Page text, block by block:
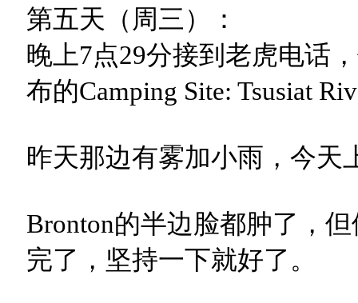
第五天（周三）：
晚上7点29分接到老虎电话
布的Camping Site: Tsusiat
昨天那边有雾加小雨，今天
Bronton的半边脸都肿了，
完了，坚持一下就好了。